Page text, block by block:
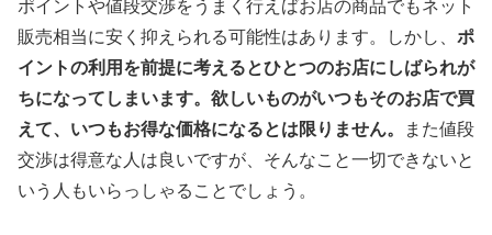
ポイントや値段交渉をうまく行えばお店の商品でもネット
販売相当に安く抑えられる可能性はあります。しかし、 ポ
イントの利用を前提に考えるとひとつのお店にしばられが
ちになってしまいます。欲しいものがいつもそのお店で買
えて、いつもお得な価格になるとは限りません。
また値段
交渉は得意な人は良いですが、そんなこと一切できないと
いう人もいらっしゃることでしょう。